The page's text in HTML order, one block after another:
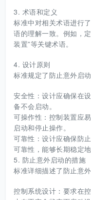
3. 术语和定义
标准中对相关术语进行
语的理解一致。例如，
装置”等关键术语。
4. 设计原则
标准规定了防止意外启
安全性：设计应确保在
备不会启动。
可操作性：控制装置应
启动和停止操作。
可靠性：设计应确保防
可靠性，能够长期稳定地
5. 防止意外启动的措施
标准详细描述了防止意
控制系统设计：要求在